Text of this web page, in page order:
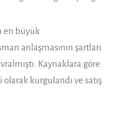
en büyük
anlaşmasının şartları
Kaynaklara göre
kurgulandı ve satış